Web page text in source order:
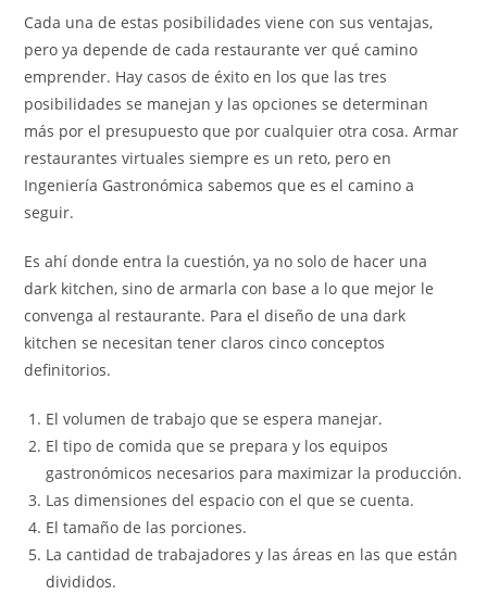
Cada una de estas posibilidades viene con sus ventajas,
pero ya depende de cada restaurante ver qué camino
emprender. Hay casos de éxito en los que las tres
posibilidades se manejan y las opciones se determinan
más por el presupuesto que por cualquier otra cosa. Armar
restaurantes virtuales siempre es un reto, pero en
Ingeniería Gastronómica sabemos que es el camino a
seguir.
Es ahí donde entra la cuestión, ya no solo de hacer una
dark kitchen, sino de armarla con base a lo que mejor le
convenga al restaurante. Para el diseño de una dark
kitchen se necesitan tener claros cinco conceptos
definitorios.
El volumen de trabajo que se espera manejar.
El tipo de comida que se prepara y los equipos
gastronómicos necesarios para maximizar la producción.
Las dimensiones del espacio con el que se cuenta.
El tamaño de las porciones.
La cantidad de trabajadores y las áreas en las que están
divididos.